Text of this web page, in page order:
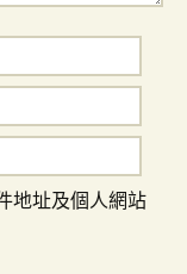
地址及個人網站